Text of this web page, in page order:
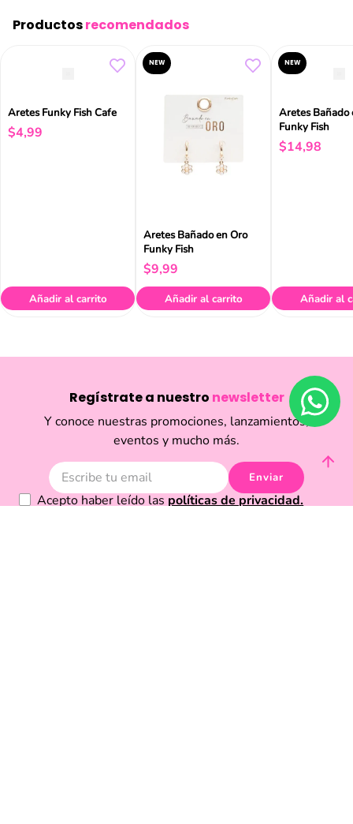
Productosrecomendados
Aretes Funky Fish Cafe
$4,99
Añadir al carrito
NEW
Aretes Bañado en Oro
Funky Fish
$9,99
Añadir al carrito
NEW
Aretes Bañado
Funky Fish
$14,98
Añadir al
Regístrate a nuestro newsletter
Y conoce nuestras promociones, lanzamientos,
eventos y mucho más.
Enviar
Acepto haber leído las políticas de privacidad.